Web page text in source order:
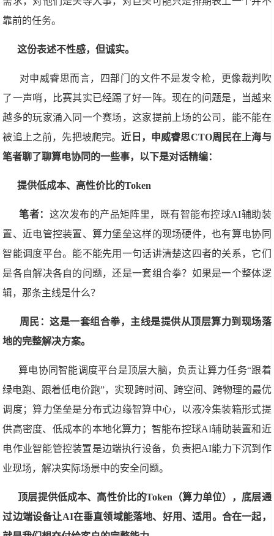
靠前的任务。
这份表述不性感，但诚实。
对申威睿思而言，四部门的文件不是发令枪，更像裁判吹
了一声哨，比赛其实已经踢了好一阵。现在的问题是，当越来
越多的玩家涌入同一个赛场，这家提前上场的公司，能不能在
被追上之前，先把坡爬完。近日，申威睿思CTO周民在上海与
笔者聊了聊算电协同的一些事，以下是对话精编：
提供低成本、高性价比的Token
笔者： 这次发布的产品矩阵里，既有智能布控球AI辅助装
置、近电管控装置、算力堡垒这样的现场硬件，也有算电协同
智能调度平台。能不能先用一句话讲清楚这四者的关系，它们
是各自解决各自的问题，还是一套组合拳？如果是一个整体逻
辑，那条主线是什么？
周民：这是一套组合拳，主线是提供从顶层算力到现场落
地的完整解决方案。
算电协同智能调度平台是顶层大脑，负责让算力任务“跟着
绿电跑、跟着低电价跑”，实现跨时间、跨空间、跨物理的最优
调度；算力堡垒是分布式边缘智算中心，以液冷集装箱形式提
供高密度、低成本的本地化算力；智能布控球AI辅助装置和近
电作业智能管控装置是边端执行设备，负责把AI能力下沉到作
业现场，解决实际场景中的安全问题。
顶层提供低成本、高性价比的Token（算力单位），底层通
过边端设备让AI在垂直领域能落地、好用、适用。合在一起，